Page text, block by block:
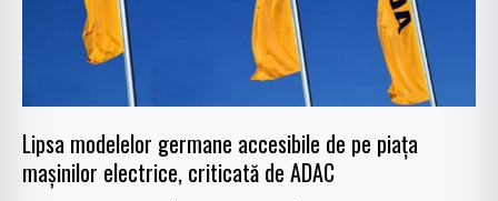
Lipsa modelelor germane accesibile de pe piața
mașinilor electrice, criticată de ADAC
mașinilor
electrice,